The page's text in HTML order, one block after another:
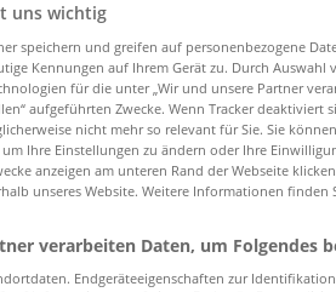
Berlin
uns wichtig
speichern und greifen auf personenbezogene
Kennungen auf Ihrem Gerät zu. Durch Auswahl
für die unter „Wir und unsere Partner
aufgeführten Zwecke. Wenn Tracker deaktiviert
nicht mehr so relevant für Sie. Sie
Ihre Einstellungen zu ändern oder Ihre
anzeigen am unteren Rand der Webseite
unseres Website. Weitere Informationen finden
verarbeiten Daten, um Folgendes
Endgeräteeigenschaften zur